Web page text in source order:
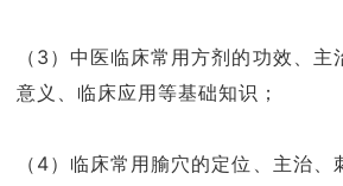
（3）中医临床常用方剂的功效、
意义、临床应用等基础知识；
（4）临床常用腧穴的定位、主治